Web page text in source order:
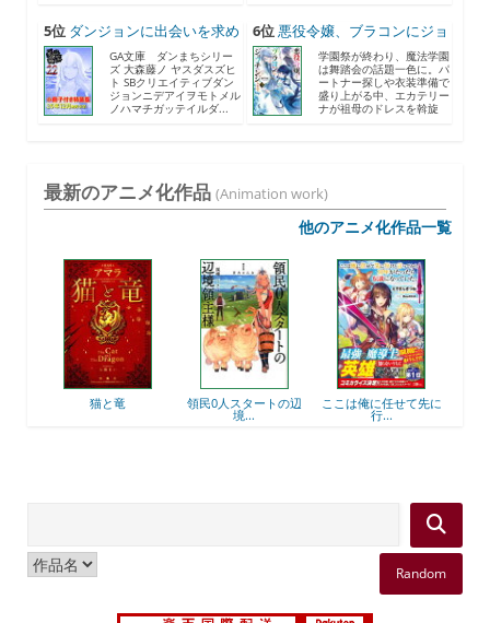
5位 ダンジョンに出会いを求め
る...
GA文庫 ダンまちシリー
ズ 大森藤ノ ヤスダスズヒ
ト SBクリエイティブダン
ジョンニデアイヲモトメル
ノハマチガッテイルダ...
6位悪役令嬢、ブラコンにジョ
ブ...
学園祭が終わり、魔法学園
は舞踏会の話題一色に。パ
ートナー探しや衣装準備で
盛り上がる中、エカテリー
ナが祖母のドレスを斡旋
最新のアニメ化作品 (Animation work)
他のアニメ化作品一覧
猫と竜 領民0人スタートの辺
境...
ここは俺に任せて先に
行...
Random